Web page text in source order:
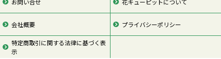
会社概要 プライバシーポリシー
特定商取引に関する法律に基づく表
示